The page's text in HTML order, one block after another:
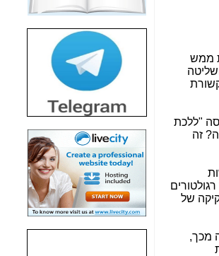
ממש
"ללכת
זה
של
מכך,
הדומה לזו של "תיק
הסלולר -כאן
חשיפת מה שלא
רוצים שתדעו בעניין
פריסת אנלימיטד
(בניחוח בלתי נסבל) -
כאן
חשיפה: איוב קרא
אישר לקבוצת סלקום
בדיוק מה שביבי אישר
כאן
האם השר איוב קרא
היה צריך בכלל לחתום
על האישור, שנתן